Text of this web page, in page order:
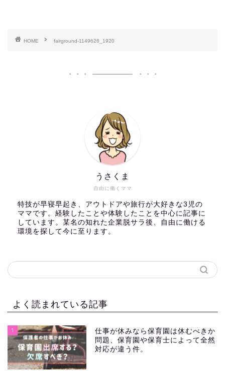
HOME fairground-1149626_1920
自由に働くママ
うさくま
特技が早寝早起き、アウトドアや旅行が大好きな3児の
ママです。経験したことや体験したことを中心に記事に
しています。某名の知れた企業脱サラ後、自由に働ける
環境を探して今に至ります。
よく読まれている記事
1
仕事が休みなら保育園は休むべきか
問題、保育園や保育士によって全然
対応が違う件。